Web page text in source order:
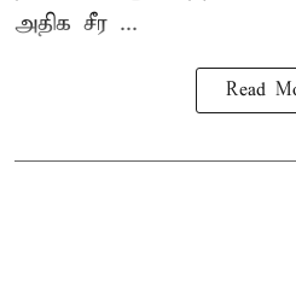
அதிக சீர ...
Read